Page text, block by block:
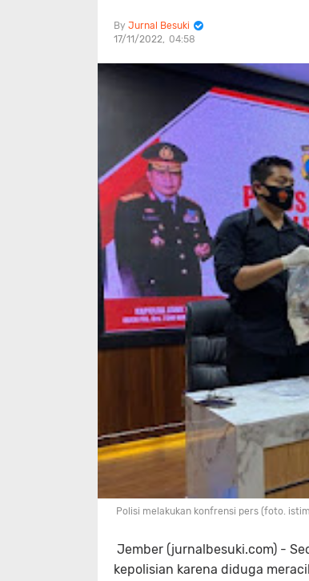
Jurnal Besuki
17/11/2022 04:58
Polisi melakukan konfrensi pers (foto.
Jember (jurnalbesuki.com) -
kepolisian karena diduga